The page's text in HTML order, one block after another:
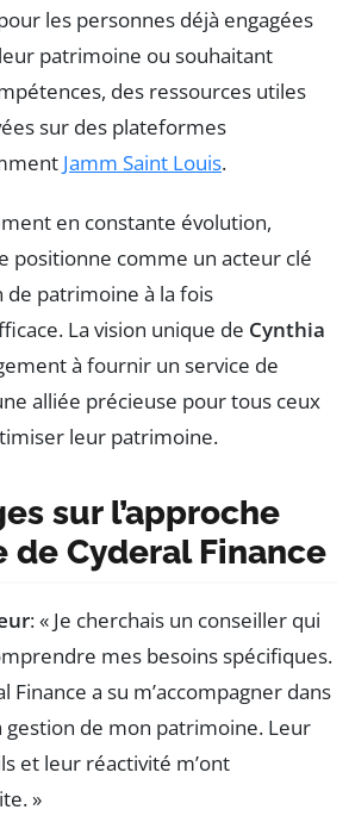
les personnes déjà engagées
patrimoine ou souhaitant
des ressources utiles
sur des plateformes
Jamm Saint Louis.
en constante évolution,
positionne comme un acteur clé
patrimoine à la fois
La vision unique de Cynthia
à fournir un service de
alliée précieuse pour tous ceux
leur patrimoine.
sur l’approche
de Cyderal Finance
: « Je cherchais un conseiller qui
mes besoins spécifiques.
Finance a su m’accompagner dans
gestion de mon patrimoine. Leur
et leur réactivité m’ont
»